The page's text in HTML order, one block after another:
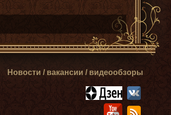
Новости / вакансии / видеообзоры